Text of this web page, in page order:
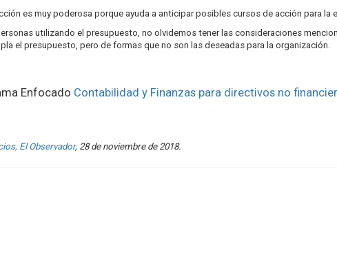
es muy poderosa porque ayuda a anticipar posibles cursos de acción para la
utilizando el presupuesto, no olvidemos tener las consideraciones
el presupuesto, pero de formas que no son las deseadas para la organización.
Enfocado Contabilidad y Finanzas para directivos no
El Observador, 28 de noviembre de 2018.